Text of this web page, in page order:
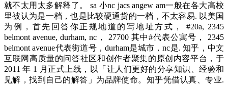
就不太用太多解释了。 sa 小nc jacs angew am一般在各大高校
里被认为是一档，也是比较硬通货的一档，不太容易. 以美国
为例，首先回答你正规地道的写地址方式， #20a, 2345
belmont avenue, durham, nc， 27700 其中#代表公寓号， 2345
belmont avenue代表街道号，durham是城市，nc是. 知乎，中文
互联网高质量的问答社区和创作者聚集的原创内容平台，于
2011 年 1 月正式上线，以「让人们更好的分享知识、经验和
见解，找到自己的解答」为品牌使命。知乎凭借认真、专业.